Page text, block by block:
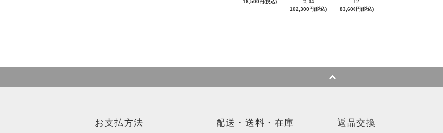
16,500円(税込)
ス 04
102,300円(税込)
12
83,600円(税込)
お支払方法 配送・送料・在庫 返品交換